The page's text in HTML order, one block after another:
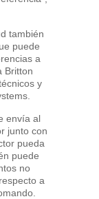
también
puede
a
Britton
y
envía al
junto con
pueda
puede
no
a